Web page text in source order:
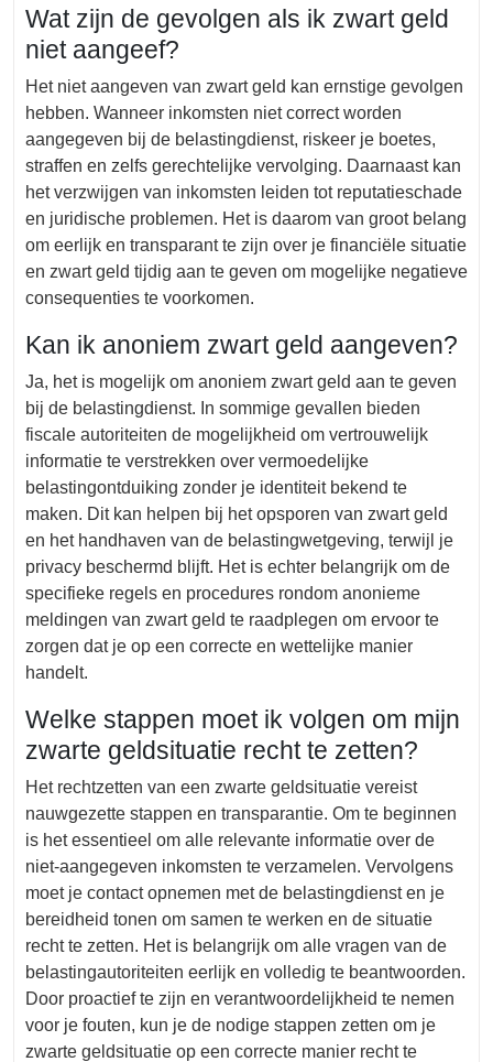
Wat zijn de gevolgen als ik zwart geld
niet aangeef?
Het niet aangeven van zwart geld kan ernstige gevolgen
hebben. Wanneer inkomsten niet correct worden
aangegeven bij de belastingdienst, riskeer je boetes,
straffen en zelfs gerechtelijke vervolging. Daarnaast kan
het verzwijgen van inkomsten leiden tot reputatieschade
en juridische problemen. Het is daarom van groot belang
om eerlijk en transparant te zijn over je financiële situatie
en zwart geld tijdig aan te geven om mogelijke negatieve
consequenties te voorkomen.
Kan ik anoniem zwart geld aangeven?
Ja, het is mogelijk om anoniem zwart geld aan te geven
bij de belastingdienst. In sommige gevallen bieden
fiscale autoriteiten de mogelijkheid om vertrouwelijk
informatie te verstrekken over vermoedelijke
belastingontduiking zonder je identiteit bekend te
maken. Dit kan helpen bij het opsporen van zwart geld
en het handhaven van de belastingwetgeving, terwijl je
privacy beschermd blijft. Het is echter belangrijk om de
specifieke regels en procedures rondom anonieme
meldingen van zwart geld te raadplegen om ervoor te
zorgen dat je op een correcte en wettelijke manier
handelt.
Welke stappen moet ik volgen om mijn
zwarte geldsituatie recht te zetten?
Het rechtzetten van een zwarte geldsituatie vereist
nauwgezette stappen en transparantie. Om te beginnen
is het essentieel om alle relevante informatie over de
niet-aangegeven inkomsten te verzamelen. Vervolgens
moet je contact opnemen met de belastingdienst en je
bereidheid tonen om samen te werken en de situatie
recht te zetten. Het is belangrijk om alle vragen van de
belastingautoriteiten eerlijk en volledig te beantwoorden.
Door proactief te zijn en verantwoordelijkheid te nemen
voor je fouten, kun je de nodige stappen zetten om je
zwarte geldsituatie op een correcte manier recht te